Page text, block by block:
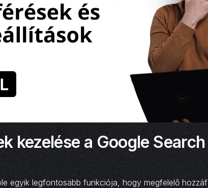
kezelése a Google
egyik legfontosabb funkciója, hogy megfelelő